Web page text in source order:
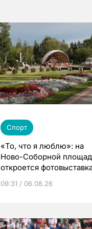
Спорт
«То, что я люблю»: на
Ново-Соборной
откроется
09:31 / 06.08.26